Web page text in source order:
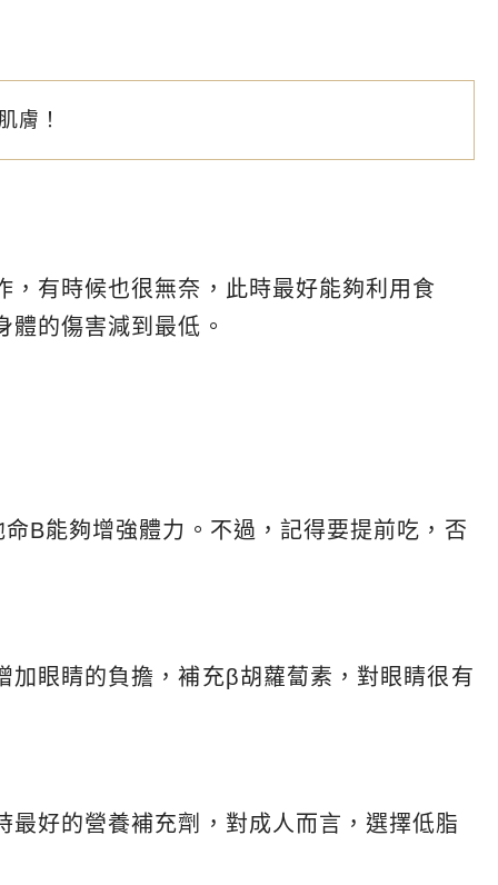
膚！
有時候也很無奈，此時最好能夠利用食
的傷害減到最低。
B能夠增強體力。不過，記得要提前吃，否
加眼睛的負擔，補充β胡蘿蔔素，對眼睛很有
好的營養補充劑，對成人而言，選擇低脂